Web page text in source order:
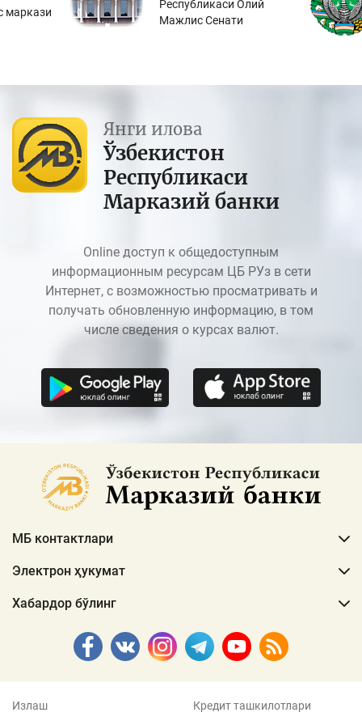
маркази
Республикаси Олий
Мажлис Сенати
Янги илова
Ўзбекистон
Республикаси
Марказий банки
Online доступ к общедоступным
информационным ресурсам ЦБ РУз в сети
Интернет, с возможностью просматривать и
получать обновленную информацию, в том
числе сведения о курсах валют.
МБ контактлари
Электрон ҳукумат
Хабардор бўлинг
Излаш Кредит ташкилотлари